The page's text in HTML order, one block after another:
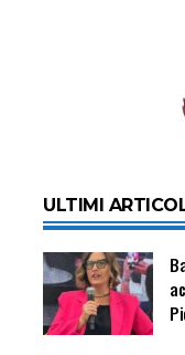
ULTIMI